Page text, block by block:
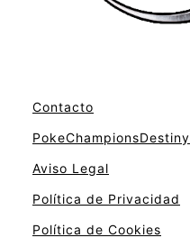
Contacto
PokeChampionsDestiny
Aviso Legal
Política de Privacidad
Política de Cookies